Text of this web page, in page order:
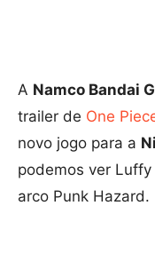
A Namco Bandai
trailer de One
novo jogo para a
podemos ver
arco Punk Hazard.